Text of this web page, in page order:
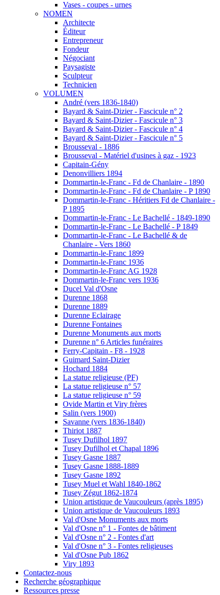
Vases - coupes - urnes
NOMEN
Architecte
Éditeur
Entrepreneur
Fondeur
Négociant
Paysagiste
Sculpteur
Technicien
VOLUMEN
André (vers 1836-1840)
Bayard & Saint-Dizier - Fascicule n° 2
Bayard & Saint-Dizier - Fascicule n° 3
Bayard & Saint-Dizier - Fascicule n° 4
Bayard & Saint-Dizier - Fascicule n° 5
Brousseval - 1886
Brousseval - Matériel d'usines à gaz - 1923
Capitain-Gény
Denonvilliers 1894
Dommartin-le-Franc - Fd de Chanlaire - 1890
Dommartin-le-Franc - Fd de Chanlaire - P 1890
Dommartin-le-Franc - Héritiers Fd de Chanlaire -
P 1895
Dommartin-le-Franc - Le Bachellé - 1849-1890
Dommartin-le-Franc - Le Bachellé - P 1849
Dommartin-le-Franc - Le Bachellé & de
Chanlaire - Vers 1860
Dommartin-le-Franc 1899
Dommartin-le-Franc 1936
Dommartin-le-Franc AG 1928
Dommartin-le-Franc vers 1936
Ducel Val d'Osne
Durenne 1868
Durenne 1889
Durenne Eclairage
Durenne Fontaines
Durenne Monuments aux morts
Durenne n° 6 Articles funéraires
Ferry-Capitain - F8 - 1928
Guimard Saint-Dizier
Hochard 1884
La statue religieuse (PF)
La statue religieuse n° 57
La statue religieuse n° 59
Ovide Martin et Viry frères
Salin (vers 1900)
Savanne (vers 1836-1840)
Thiriot 1887
Tusey Dufilhol 1897
Tusey Dufilhol et Chapal 1896
Tusey Gasne 1887
Tusey Gasne 1888-1889
Tusey Gasne 1892
Tusey Muel et Wahl 1840-1862
Tusey Zégut 1862-1874
Union artistique de Vaucouleurs (après 1895)
Union artistique de Vaucouleurs 1893
Val d'Osne Monuments aux morts
Val d'Osne n° 1 - Fontes de bâtiment
Val d'Osne n° 2 - Fontes d'art
Val d'Osne n° 3 - Fontes religieuses
Val d'Osne Pub 1862
Viry 1893
Contactez-nous
Recherche géographique
Ressources presse